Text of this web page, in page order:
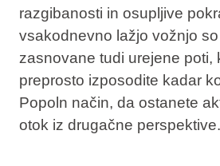
razgibanosti in osupljive
vsakodnevno lažjo vožnjo
zasnovane tudi urejene poti,
preprosto izposodite kadar
Popoln način, da ostanete
otok iz drugačne perspektive.